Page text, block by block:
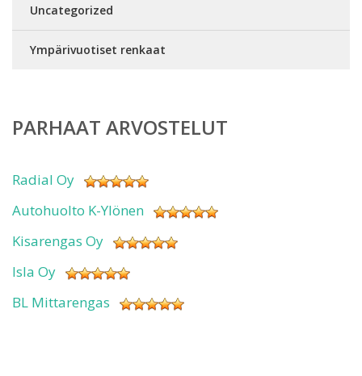
Uncategorized
Ympärivuotiset renkaat
PARHAAT ARVOSTELUT
Radial Oy
Autohuolto K-Ylönen
Kisarengas Oy
Isla Oy
BL Mittarengas